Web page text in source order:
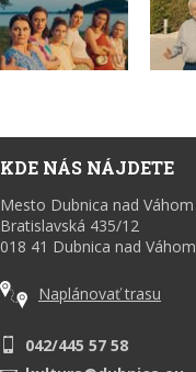
KDE NÁS NÁJDETE
Mesto Dubnica nad Váhom
Bratislavská 435/12
018 41 Dubnica nad Váhom
Naplánovať trasu
042/445 57 58